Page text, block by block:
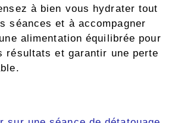
à bien vous hydrater tout
séances et à accompagner
alimentation équilibrée pour
résultats et garantir une perte